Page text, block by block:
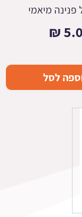
פנינה מיאמי
5.0
₪
לסל